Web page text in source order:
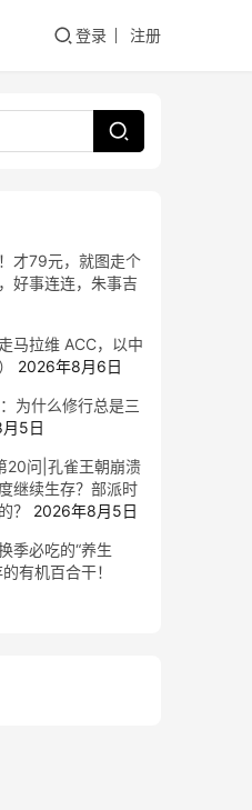
登录 注册
才79元，就图走个
好事连连，朱事吉
马拉维 ACC，以中
2026年8月6日
为什么修行总是三
5日
20问|孔雀王朝崩溃
继续生存？部派时
？
2026年8月5日
季必吃的“养生
有机百合干！